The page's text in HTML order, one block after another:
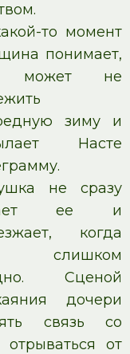
то момент
понимает,
может не
зиму и
Насте
не сразу
ее и
когда
слишком
Сценой
дочери
связь со
от